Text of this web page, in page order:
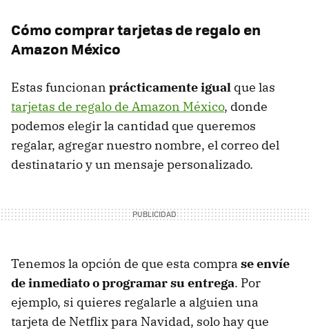
Cómo comprar tarjetas de regalo en
Amazon México
Estas funcionan prácticamente igual que las
tarjetas de regalo de Amazon México, donde
podemos elegir la cantidad que queremos
regalar, agregar nuestro nombre, el correo del
destinatario y un mensaje personalizado.
Tenemos la opción de que esta compra se envíe
de inmediato o programar su entrega. Por
ejemplo, si quieres regalarle a alguien una
tarjeta de Netflix para Navidad, solo hay que